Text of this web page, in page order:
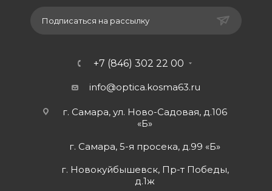
Подписаться на рассылку
+7 (846) 302 22 00
info@optica.kosma63.ru
г. Самара, ул. Ново-Садовая, д.106
«Б»
г. Самара, 5-я просека, д.99 «Б»
г. Новокуйбышевск, Пр-т Победы,
д.1ж